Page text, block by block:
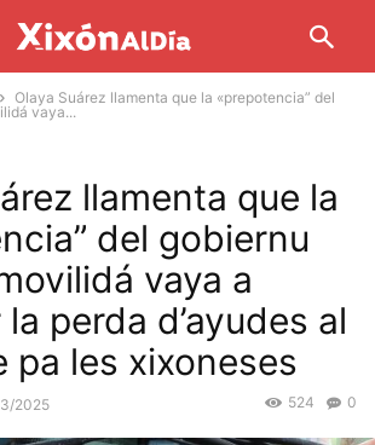
Olaya Suárez llamenta que la «prepotencia” del
vaya...
llamenta que la
del gobiernu
vaya a
perda d’ayudes al
pa les xixoneses
2025 0
524